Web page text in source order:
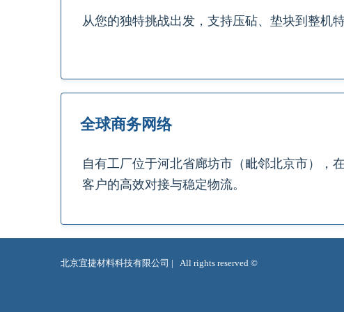
从您的独特挑战出发，支持压砧、垫块到整机
全球商务网络
自有工厂位于河北省廊坊市（毗邻北京市），
客户的高效对接与稳定物流。
北京宜捷材料科技有限公司 |   All rights reserved ©